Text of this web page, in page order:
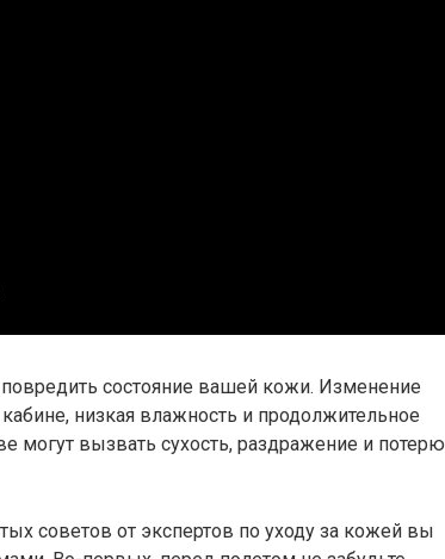
состояние вашей кожи. Изменение
низкая влажность и продолжительное
могут вызвать сухость, раздражение и потерю
советов от экспертов по уходу за кожей вы